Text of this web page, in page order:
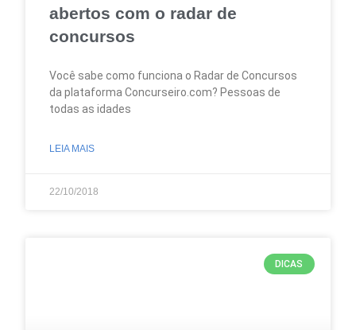
abertos com o radar de
concursos
Você sabe como funciona o Radar de Concursos
da plataforma Concurseiro.com? Pessoas de
todas as idades
LEIA MAIS
22/10/2018
DICAS